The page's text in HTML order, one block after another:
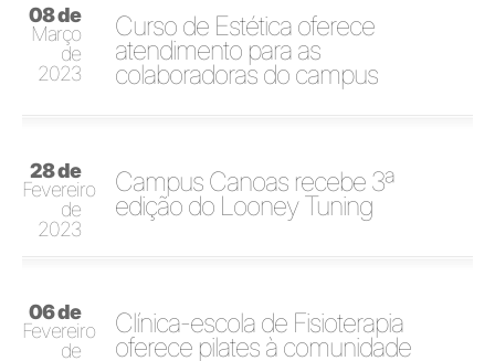
08 de
Março
de
2023
Curso de Estética oferece
atendimento para as
colaboradoras do campus
28 de
Fevereiro
de
2023
Campus Canoas recebe 3ª
edição do Looney Tuning
06 de
Fevereiro
de
Clínica-escola de Fisioterapia
oferece pilates à comunidade